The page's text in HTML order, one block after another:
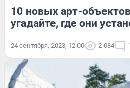
10 новых арт-
угадайте, где они
24 сентября, 2023, 12:00 2 084